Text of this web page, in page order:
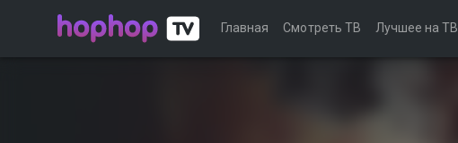
Главная Смотреть ТВ Лучшее на ТВ